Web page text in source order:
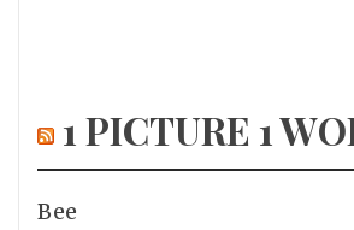
1 PICTURE 1
Bee